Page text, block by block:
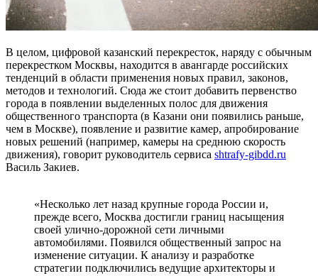
В целом, цифровой казанский перекресток, наряду с обычным
перекрестком Москвы, находится в авангарде российских
тенденций в области применения новых правил, законов,
методов и технологий. Сюда же стоит добавить первенство
города в появлении выделенных полос для движения
общественного транспорта (в Казани они появились раньше,
чем в Москве), появление и развитие камер, апробирование
новых решений (например, камеры на среднюю скорость
движения), говорит руководитель сервиса shtrafy-gibdd.ru
Василь Закиев.
«Несколько лет назад крупные города России и,
прежде всего, Москва достигли границ насыщения
своей улично-дорожной сети личными
автомобилями. Появился общественный запрос на
изменение ситуации. К анализу и разработке
стратегии подключились ведущие архитекторы и